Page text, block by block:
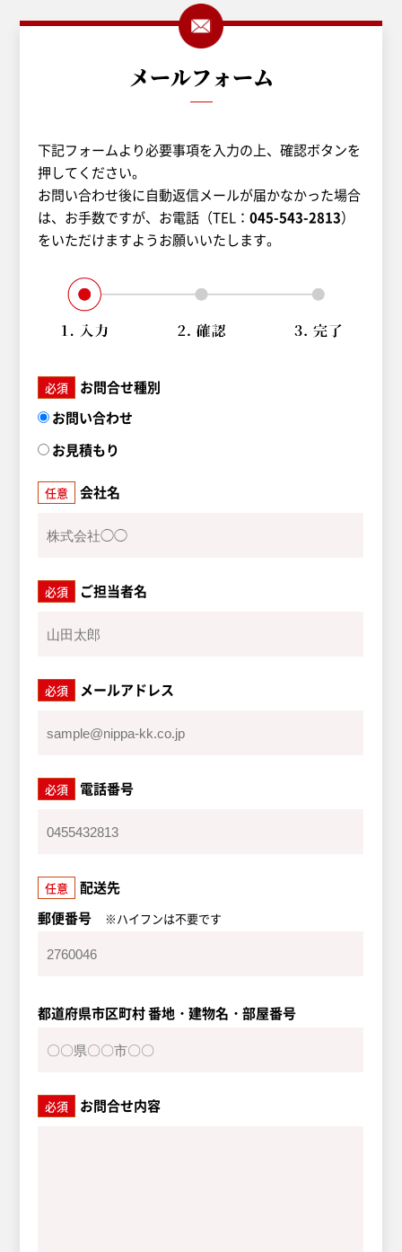
メールフォーム
下記フォームより必要事項を入力の上、確認ボタンを
押してください。
お問い合わせ後に自動返信メールが届かなかった場合
は、お手数ですが、 お電話（TEL：045-543-2813）
をいただけますようお願いいたします。
必須
お問合せ種別
お問い合わせ
お見積もり
任意 会社名
必須 ご担当者名
必須 メールアドレス
必須 電話番号
任意
配送先
郵便番号
※ハイフンは不要です
都道府県市区町村 番地・建物名・部屋番号
必須 お問合せ内容